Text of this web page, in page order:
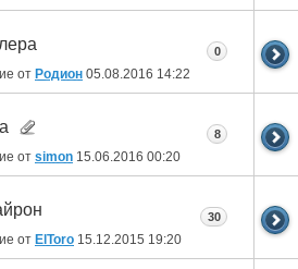
от Родион 05.08.2016 14:22
0
от simon 15.06.2016 00:20
8
от ElToro 15.12.2015 19:20
30